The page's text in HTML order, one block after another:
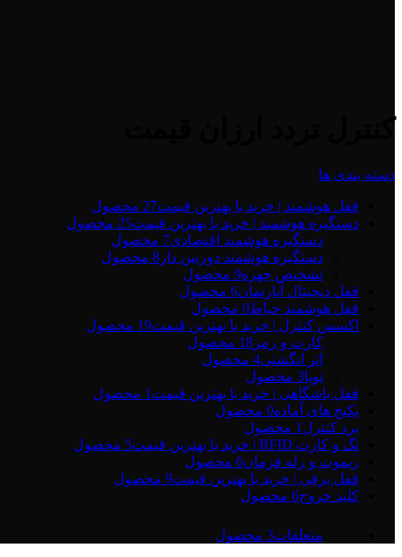
دسته بندی ها
قفل هوشمند | خرید با بهترین قیمت27 محصول
دستگیره هوشمند | خرید با بهترین قیمت25 محصول
دستگیره هوشمند اقتصادی7 محصول
دستگیره هوشمند دوربین دار 8 محصول
تشخیص چهره9 محصول
قفل دیجیتال آپارتمان6 محصول
قفل هوشمند حیاط0 محصول
اکسس کنترل | خرید با بهترین قیمت19 محصول
کارت و رمز 18 محصول
اثر انگشتی4 محصول
تویا3 محصول
قفل باشگاهی | خرید با بهترین قیمت 1 محصول
پکیج های آماده0 محصول
برد کنترل 1 محصول
تگ و کارت RFID | خرید با بهترین قیمت
5 محصول
ریموت و رله فرمان6 محصول
قفل برقی | خرید با بهترین قیمت9 محصول
کلید خروج6 محصول
متعلقات3 محصول